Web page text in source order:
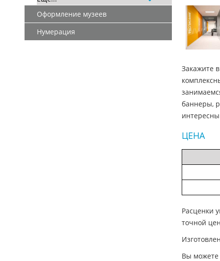
Оформление музеев
Нумерация
Закажите
баннеры,
ЦЕНА
Расценки
точной
Вы можете